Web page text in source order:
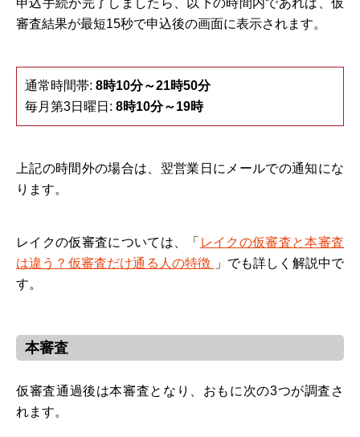
申込手続が完了しましたら、以下の時間内であれば、仮
審査結果が最短15秒で申込後の画面に表示されます。
通常時間帯: 8時10分～21時50分
毎月第3日曜日: 8時10分～19時
上記の時間外の場合は、翌営業日にメールでの通知にな
ります。
レイクの仮審査については、「 レイクの仮審査と本審査
は違う？仮審査だけ通る人の特徴 」でも詳しく解説中で
す。
本審査
仮審査通過後は本審査となり、おもに次の3つが調査さ
れます。